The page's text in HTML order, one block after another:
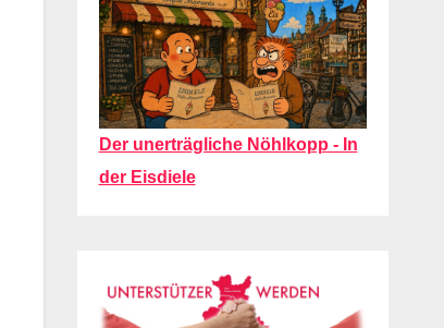
Der unerträgliche Nöhlkopp - In
der Eisdiele